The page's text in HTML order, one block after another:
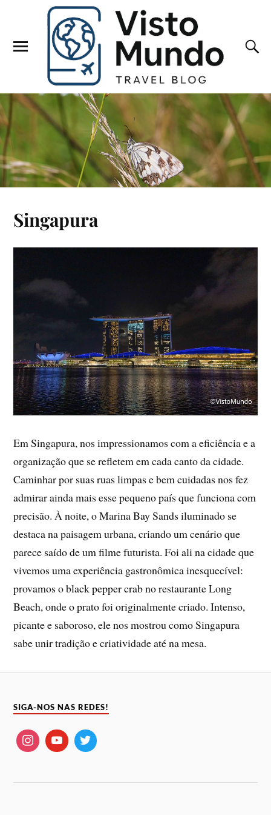
Singapura
Em Singapura, nos impressionamos com a eficiência e a
organização que se refletem em cada canto da cidade.
Caminhar por suas ruas limpas e bem cuidadas nos fez
admirar ainda mais esse pequeno país que funciona com
precisão. À noite, o Marina Bay Sands iluminado se
destaca na paisagem urbana, criando um cenário que
parece saído de um filme futurista. Foi ali na cidade que
vivemos uma experiência gastronômica inesquecível:
provamos o black pepper crab no restaurante Long
Beach, onde o prato foi originalmente criado. Intenso,
picante e saboroso, ele nos mostrou como Singapura
sabe unir tradição e criatividade até na mesa.
SIGA-NOS NAS REDES!